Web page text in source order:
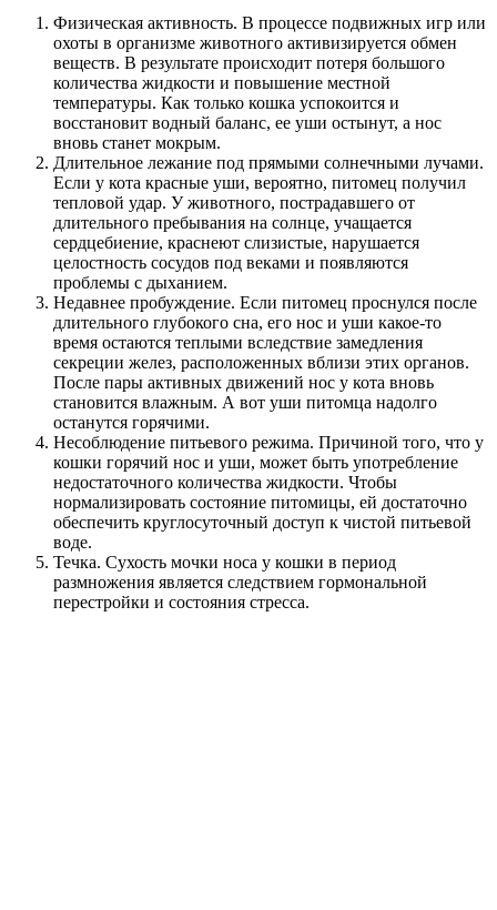
Физическая активность. В процессе подвижных игр или
охоты в организме животного активизируется обмен
веществ. В результате происходит потеря большого
количества жидкости и повышение местной
температуры. Как только кошка успокоится и
восстановит водный баланс, ее уши остынут, а нос
вновь станет мокрым.
Длительное лежание под прямыми солнечными лучами.
Если у кота красные уши, вероятно, питомец получил
тепловой удар. У животного, пострадавшего от
длительного пребывания на солнце, учащается
сердцебиение, краснеют слизистые, нарушается
целостность сосудов под веками и появляются
проблемы с дыханием.
Недавнее пробуждение. Если питомец проснулся после
длительного глубокого сна, его нос и уши какое-то
время остаются теплыми вследствие замедления
секреции желез, расположенных вблизи этих органов.
После пары активных движений нос у кота вновь
становится влажным. А вот уши питомца надолго
останутся горячими.
Несоблюдение питьевого режима. Причиной того, что у
кошки горячий нос и уши, может быть употребление
недостаточного количества жидкости. Чтобы
нормализировать состояние питомицы, ей достаточно
обеспечить круглосуточный доступ к чистой питьевой
воде.
Течка. Сухость мочки носа у кошки в период
размножения является следствием гормональной
перестройки и состояния стресса.